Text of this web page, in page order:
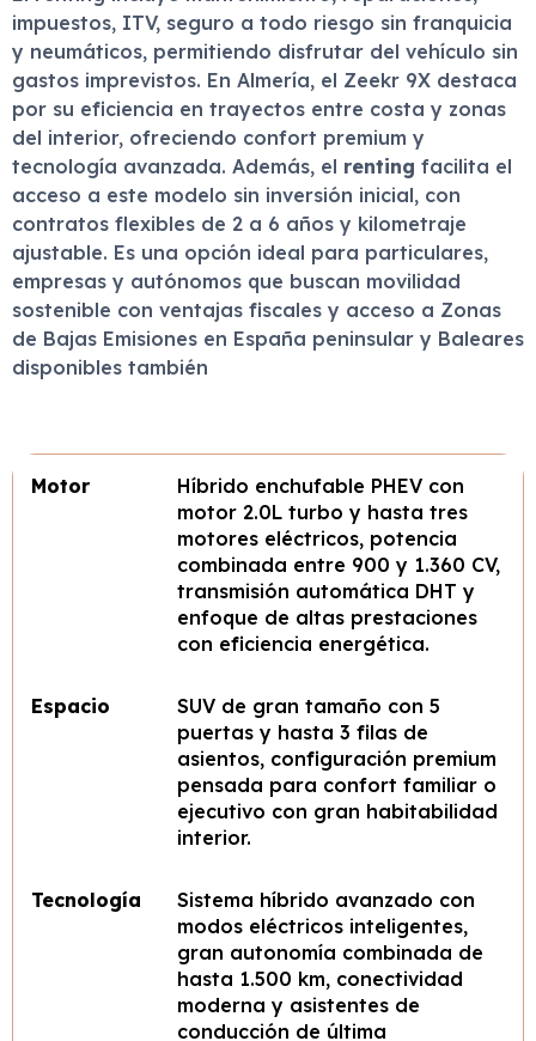
impuestos, ITV, seguro a todo riesgo sin franquicia
y neumáticos, permitiendo disfrutar del vehículo sin
gastos imprevistos. En Almería, el Zeekr 9X destaca
por su eficiencia en trayectos entre costa y zonas
del interior, ofreciendo confort premium y
tecnología avanzada. Además, el renting facilita el
acceso a este modelo sin inversión inicial, con
contratos flexibles de 2 a 6 años y kilometraje
ajustable. Es una opción ideal para particulares,
empresas y autónomos que buscan movilidad
sostenible con ventajas fiscales y acceso a Zonas
de Bajas Emisiones en España peninsular y Baleares
disponibles también
Motor
Híbrido enchufable PHEV con
motor 2.0L turbo y hasta tres
motores eléctricos, potencia
combinada entre 900 y 1.360 CV,
transmisión automática DHT y
enfoque de altas prestaciones
con eficiencia energética.
Espacio
SUV de gran tamaño con 5
puertas y hasta 3 filas de
asientos, configuración premium
pensada para confort familiar o
ejecutivo con gran habitabilidad
interior.
Tecnología
Sistema híbrido avanzado con
modos eléctricos inteligentes,
gran autonomía combinada de
hasta 1.500 km, conectividad
moderna y asistentes de
conducción de última